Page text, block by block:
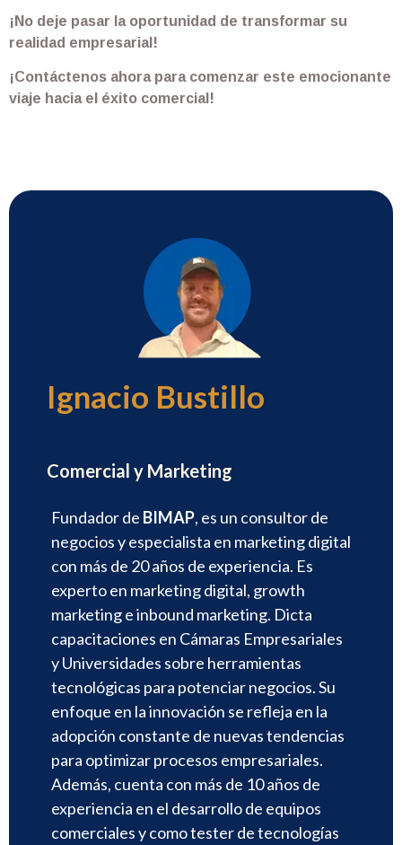
¡No deje pasar la oportunidad de transformar su
realidad empresarial!
¡Contáctenos ahora para comenzar este emocionante
viaje hacia el éxito comercial!
Ignacio Bustillo
Comercial y Marketing
Fundador de BIMAP, es un consultor de
negocios y especialista en marketing digital
con más de 20 años de experiencia. Es
experto en marketing digital, growth
marketing e inbound marketing. Dicta
capacitaciones en Cámaras Empresariales
y Universidades sobre herramientas
tecnológicas para potenciar negocios. Su
enfoque en la innovación se refleja en la
adopción constante de nuevas tendencias
para optimizar procesos empresariales.
Además, cuenta con más de 10 años de
experiencia en el desarrollo de equipos
comerciales y como tester de tecnologías